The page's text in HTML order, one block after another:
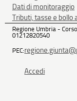
Dati di monitoraggio
Tributi, tasse e bollo
Regione Umbria -
01212820540
PEC:
Accedi